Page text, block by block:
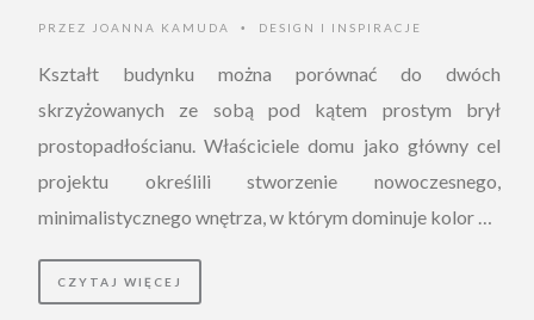
PRZEZ JOANNA KAMUDA • DESIGN I INSPIRACJE
Kształt budynku można porównać do dwóch
skrzyżowanych ze sobą pod kątem prostym brył
prostopadłościanu. Właściciele domu jako główny cel
projektu określili stworzenie nowoczesnego,
minimalistycznego wnętrza, w którym dominuje kolor …
CZYTAJ WIĘCEJ